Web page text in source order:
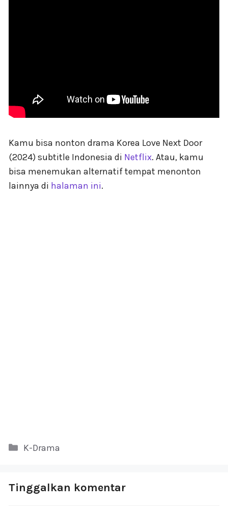
Kamu bisa nonton drama Korea Love Next Door
(2024) subtitle Indonesia di Netflix. Atau, kamu
bisa menemukan alternatif tempat menonton
lainnya di halaman ini.
Kategori
K-Drama
Tinggalkan komentar